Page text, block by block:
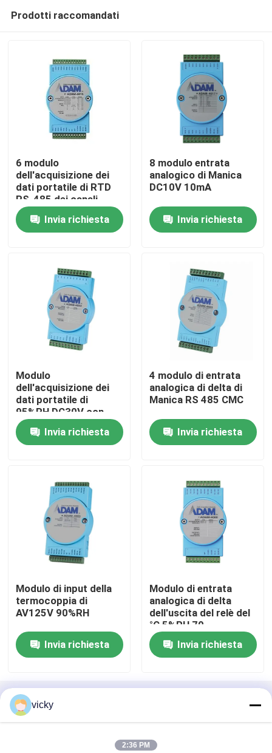
Prodotti
Chi Siamo
Controllo della qualità
Contattaci
Casi
Dinamometro di coppia di torsione
Dinamometro della prova del motore
Dinamometro della prova del motore
Dinamometro della trasmissione
Dispositivo di misura del consumo di combustibile
Misuratore di coppia di digitaleee
Prodotti raccomandati
6 modulo
dell'acquisizione dei
dati portatile di RTD
RS-485 dei canali
Invia richiesta
8 modulo entrata
analogico di Manica
DC10V 10mA
Invia richiesta
Modulo
dell'acquisizione dei
dati portatile di
95%RH DC30V con
l'esposizione di LED
Invia richiesta
4 modulo di entrata
analogica di delta di
Manica RS 485 CMC
Invia richiesta
Modulo di input della
termocoppia di
AV125V 90%RH
Invia richiesta
Modulo di entrata
analogica di delta
dell'uscita del relè del
°C 5%RH 70
Invia richiesta
vicky
2:36 PM